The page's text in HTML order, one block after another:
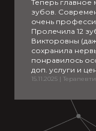
Теперь главное
зубов.
очень
Пролечила 12
Викторовны
сохранила
понравилось
доп. услуги и
прозрачная
а потом сверху
микроскоп и
15.11.2025 |